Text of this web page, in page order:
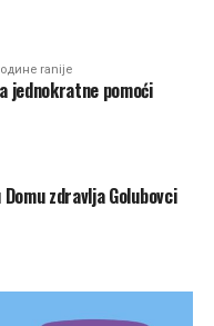
ranije
jednokratne pomoći
zdravlja Golubovci